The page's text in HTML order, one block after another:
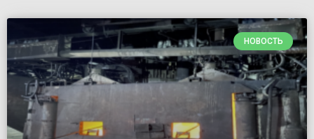
НОВОСТЬ